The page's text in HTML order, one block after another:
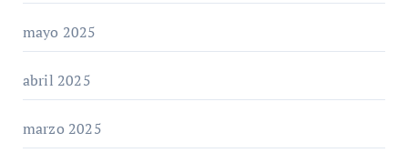
mayo 2025
abril 2025
marzo 2025